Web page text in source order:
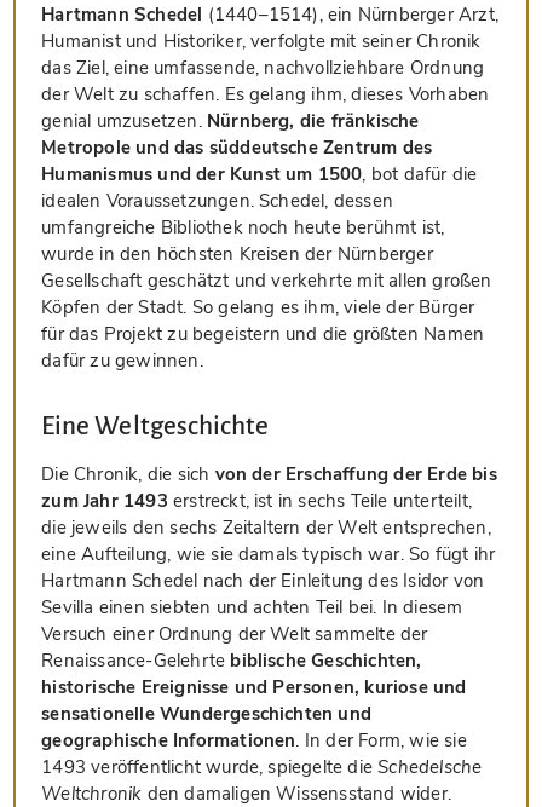
Hartmann Schedel (1440–1514), ein Nürnberger Arzt,
Humanist und Historiker, verfolgte mit seiner Chronik
das Ziel, eine umfassende, nachvollziehbare Ordnung
der Welt zu schaffen. Es gelang ihm, dieses Vorhaben
genial umzusetzen. Nürnberg, die fränkische
Metropole und das süddeutsche Zentrum des
Humanismus und der Kunst um 1500, bot dafür die
idealen Voraussetzungen. Schedel, dessen
umfangreiche Bibliothek noch heute berühmt ist,
wurde in den höchsten Kreisen der Nürnberger
Gesellschaft geschätzt und verkehrte mit allen großen
Köpfen der Stadt. So gelang es ihm, viele der Bürger
für das Projekt zu begeistern und die größten Namen
dafür zu gewinnen.
Eine Weltgeschichte
Die Chronik, die sich von der Erschaffung der Erde bis
zum Jahr 1493 erstreckt, ist in sechs Teile unterteilt,
die jeweils den sechs Zeitaltern der Welt entsprechen,
eine Aufteilung, wie sie damals typisch war. So fügt ihr
Hartmann Schedel nach der Einleitung des Isidor von
Sevilla einen siebten und achten Teil bei. In diesem
Versuch einer Ordnung der Welt sammelte der
Renaissance-Gelehrte biblische Geschichten,
historische Ereignisse und Personen, kuriose und
sensationelle Wundergeschichten und
geographische Informationen. In der Form, wie sie
1493 veröffentlicht wurde, spiegelte dieSchedelsche
Weltchronik den damaligen Wissensstand wider.